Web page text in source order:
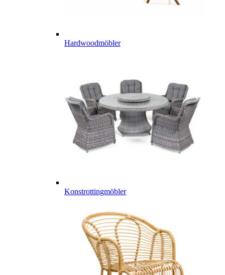
Hardwoodmöbler
Konstrottingmöbler